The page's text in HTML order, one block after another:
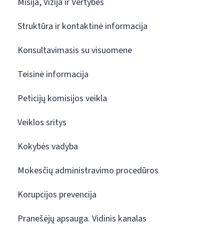
Struktūra ir kontaktinė informacija
Konsultavimasis su visuomene
Teisinė informacija
Peticijų komisijos veikla
Veiklos sritys
Kokybės vadyba
Mokesčių administravimo procedūros
Korupcijos prevencija
Pranešėjų apsauga. Vidinis kanalas